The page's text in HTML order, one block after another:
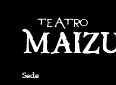
Sede